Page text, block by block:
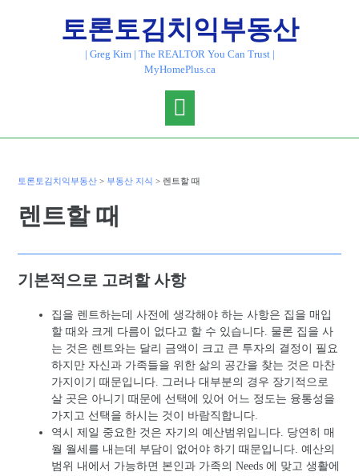
토론토김치익부동산
| Greg Kim | The REALTOR You Can Trust |
MyHomePlus.ca
토론토김치익부동산 > 부동산 지식 > 렌트할 때
렌트할 때
기본적으로 고려할 사항
집을 렌트하는데 사전에 생각해야 하는 사항은 집을 매입
할 때와 크게 다름이 없다고 할 수 있습니다. 물론 집을 사
는 것은 렌트와는 달리 금액이 크고 큰 투자의 결정이 필요
하지만 자신과 가족들을 위한 삶의 공간을 찾는 것은 마찬
가지이기 때문입니다. 그러나 대부분의 경우 장기적으로
살 곳은 아니기 때문에 선택에 있어 어느 정도는 융통성을
가지고 선택을 하시는 것이 바람직합니다.
역시 제일 중요한 것은 자기의 예산범위입니다. 당연히 매
월 월세를 내는데 부담이 없어야 하기 때문입니다. 예산의
범위 내에서 가능하면 본인과 가족의 Needs 에 맞고 생활에